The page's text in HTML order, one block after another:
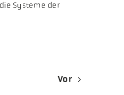
Systeme der
Vor